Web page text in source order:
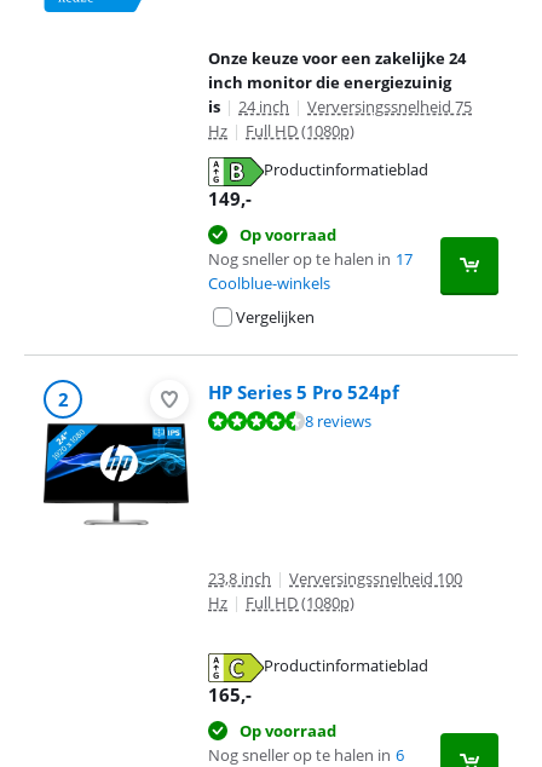
Onze keuze voor een zakelijke 24
inch monitor die energiezuinig
is | 24 inch | Verversingssnelheid 75
Hz | Full HD (1080p)
Productinformatieblad
149,-
Op voorraad
Nog sneller op te halen in 17
Coolblue-winkels
Vergelijken
2 HP Series 5 Pro 524pf
Beoordeling is 9,4 van de 10, gebaseerd op 8 reviews.
8 reviews
23,8 inch | Verversingssnelheid 100
Hz | Full HD (1080p)
Productinformatieblad
165,-
Op voorraad
Nog sneller op te halen in 6